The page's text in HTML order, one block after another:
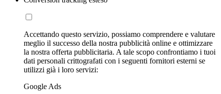
Accettando questo servizio, possiamo comprendere e valutare
meglio il successo della nostra pubblicità online e ottimizzare
la nostra offerta pubblicitaria. A tale scopo confrontiamo i tuoi
dati personali crittografati con i seguenti fornitori esterni se
utilizzi già i loro servizi:
Google Ads